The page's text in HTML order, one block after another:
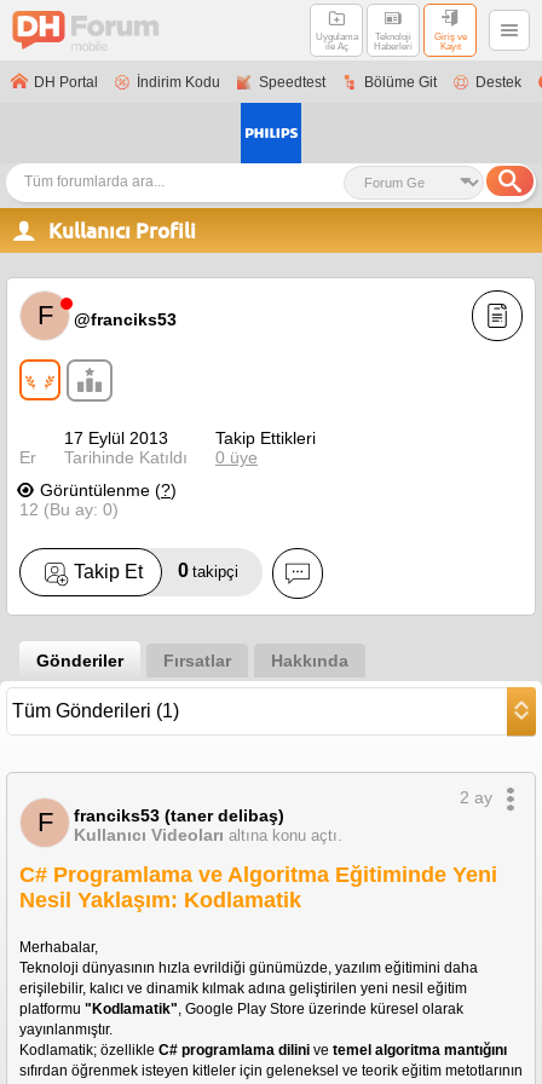
Uygulama
ile Aç
Teknoloji
Haberleri
Giriş ve
Kayıt
DH Portal İndirim Kodu Speedtest Bölüme Git Destek
Kullanıcı Profili
F @franciks53
Er
17 Eylül 2013
Tarihinde Katıldı
Takip Ettikleri
0 üye
Görüntülenme (?)
12 (Bu ay: 0)
Takip Et 0 takipçi
Gönderiler Fırsatlar Hakkında
F
franciks53 (taner delibaş)
Kullanıcı Videoları altına konu açtı.
2 ay
C# Programlama ve Algoritma Eğitiminde Yeni
Nesil Yaklaşım: Kodlamatik
Merhabalar,
Teknoloji dünyasının hızla evrildiği günümüzde, yazılım eğitimini daha
erişilebilir, kalıcı ve dinamik kılmak adına geliştirilen yeni nesil eğitim
platformu "Kodlamatik", Google Play Store üzerinde küresel olarak
yayınlanmıştır.
Kodlamatik; özellikle C# programlama dilini ve temel algoritma mantığını
sıfırdan öğrenmek isteyen kitleler için geleneksel ve teorik eğitim metotlarının